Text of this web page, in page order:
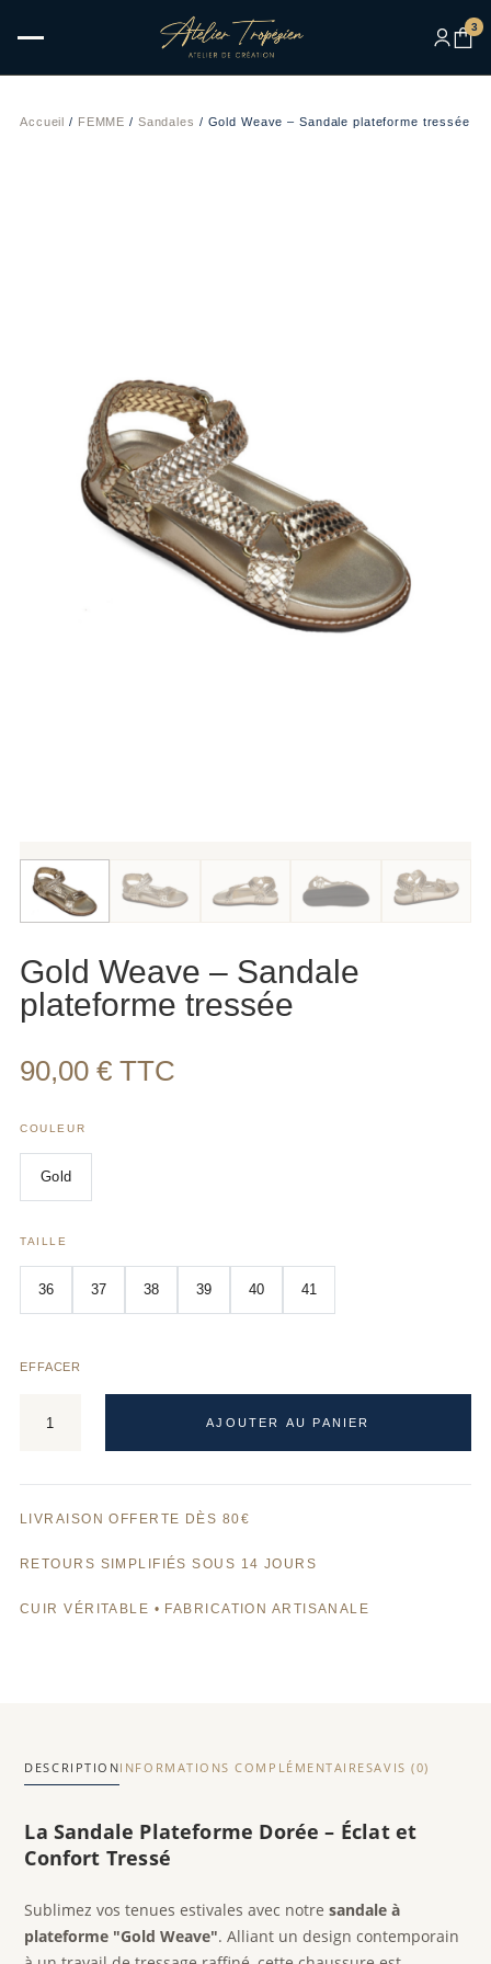
3
Accueil / FEMME / Sandales / Gold Weave – Sandale plateforme tressée
Gold Weave – Sandale
plateforme tressée
90,00 € TTC
COULEUR
Gold
TAILLE
36 37 38 39 40 41
EFFACER
Weave
plateforme
AJOUTER AU PANIER
l
t
r
a
LIVRAISON OFFERTE DÈS 80€
RETOURS SIMPLIFIÉS SOUS 14 JOURS
CUIR VÉRITABLE • FABRICATION ARTISANALE
DESCRIPTIONINFORMATIONS COMPLÉMENTAIRESAVIS (0)
La Sandale Plateforme Dorée – Éclat et
Confort Tressé
Sublimez vos tenues estivales avec notresandale à
plateforme "Gold Weave". Alliant un design contemporain